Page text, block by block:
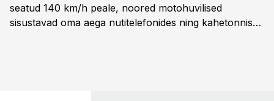
seatud 140 km/h peale, noored motohuvilised
sisustavad oma aega nutitelefonides ning kahetonnises